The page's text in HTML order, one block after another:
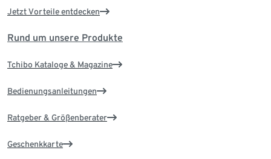
Jetzt Vorteile entdecken
Rund um unsere Produkte
Tchibo Kataloge & Magazine
Bedienungsanleitungen
Ratgeber & Größenberater
Geschenkkarte